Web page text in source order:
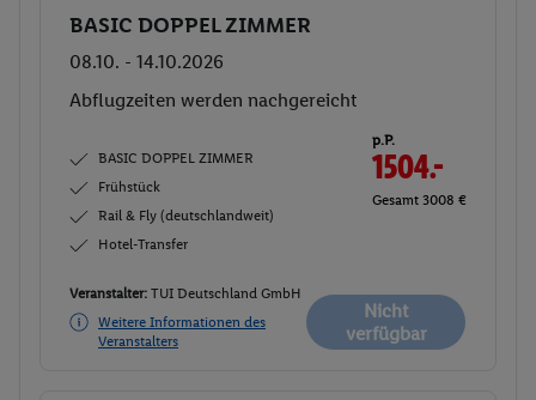
Buchen
BASIC DOPPEL ZIMMER
08.10. - 14.10.2026
Abflugzeiten werden nachgereicht
BASIC DOPPEL ZIMMER
Frühstück
Rail & Fly (deutschlandweit)
Hotel-Transfer
p.P.
1504.-
Gesamt 3008 €
Veranstalter: TUI Deutschland GmbH
Weitere Informationen des
Veranstalters
Nicht
verfügbar